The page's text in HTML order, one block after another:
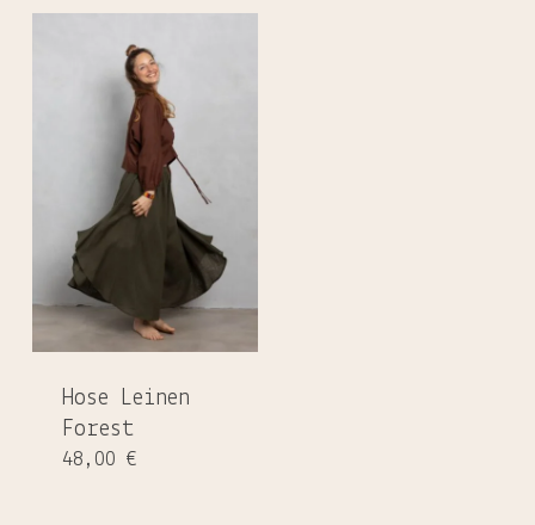
Es befinden sich keine Produkte
Hose Leinen
Forest
48,00 €